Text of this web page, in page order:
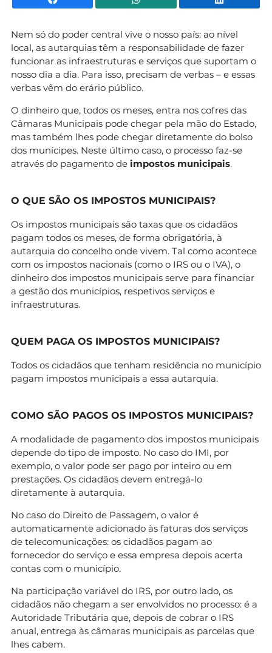
Nem só do poder central vive o nosso país: ao nível
local, as autarquias têm a responsabilidade de fazer
funcionar as infraestruturas e serviços que suportam o
nosso dia a dia. Para isso, precisam de verbas – e essas
verbas vêm do erário público.
O dinheiro que, todos os meses, entra nos cofres das
Câmaras Municipais pode chegar pela mão do Estado,
mas também lhes pode chegar diretamente do bolso
dos munícipes. Neste último caso, o processo faz-se
através do pagamento de impostos municipais.
O QUE SÃO OS IMPOSTOS MUNICIPAIS?
Os impostos municipais são taxas que os cidadãos
pagam todos os meses, de forma obrigatória, à
autarquia do concelho onde vivem. Tal como acontece
com os impostos nacionais (como o IRS ou o IVA), o
dinheiro dos impostos municipais serve para financiar
a gestão dos municípios, respetivos serviços e
infraestruturas.
QUEM PAGA OS IMPOSTOS MUNICIPAIS?
Todos os cidadãos que tenham residência no município
pagam impostos municipais a essa autarquia.
COMO SÃO PAGOS OS IMPOSTOS MUNICIPAIS?
A modalidade de pagamento dos impostos municipais
depende do tipo de imposto. No caso do IMI, por
exemplo, o valor pode ser pago por inteiro ou em
prestações. Os cidadãos devem entregá-lo
diretamente à autarquia.
No caso do Direito de Passagem, o valor é
automaticamente adicionado às faturas dos serviços
de telecomunicações: os cidadãos pagam ao
fornecedor do serviço e essa empresa depois acerta
contas com o município.
Na participação variável do IRS, por outro lado, os
cidadãos não chegam a ser envolvidos no processo: é a
Autoridade Tributária que, depois de cobrar o IRS
anual, entrega às câmaras municipais as parcelas que
lhes cabem.